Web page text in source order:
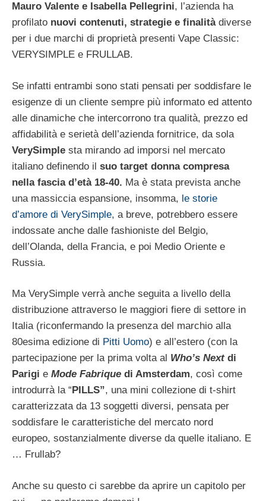
Mauro Valente e Isabella Pellegrini, l’azienda ha
profilato nuovi contenuti, strategie e finalitàdiverse
per i due marchi di proprietà presenti Vape Classic:
VERYSIMPLE e FRULLAB.
Se infatti entrambi sono stati pensati per soddisfare le
esigenze di un cliente sempre più informato ed attento
alle dinamiche che intercorrono tra qualità, prezzo ed
affidabilità e serietà dell’azienda fornitrice, da sola
VerySimple sta mirando ad imporsi nel mercato
italiano definendo il suo target donna compresa
nella fascia d’età 18-40. Ma è stata prevista anche
una massiccia espansione, insomma, le storie
d’amore di VerySimple, a breve, potrebbero essere
indossate anche dalle fashioniste del Belgio,
dell’Olanda, della Francia, e poi Medio Oriente e
Russia.
Ma VerySimple verrà anche seguita a livello della
distribuzione attraverso le maggiori fiere di settore in
Italia (riconfermando la presenza del marchio alla
80esima edizione di Pitti Uomo) e all’estero (con la
partecipazione per la prima volta al Who’s Next di
Parigi e Mode Fabrique di Amsterdam, così come
introdurrà la “ PILLS”, una mini collezione di t-shirt
caratterizzata da 13 soggetti diversi, pensata per
soddisfare le caratteristiche del mercato nord
europeo, sostanzialmente diverse da quelle italiano. E
… Frullab?
Anche su questo ci sarebbe da aprire un capitolo per